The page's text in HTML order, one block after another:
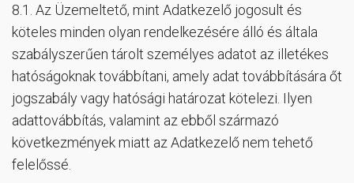
8.1. Az Üzemeltető, mint Adatkezelő jogosult és
köteles minden olyan rendelkezésére álló és általa
szabályszerűen tárolt személyes adatot az illetékes
hatóságoknak továbbítani, amely adat továbbítására őt
jogszabály vagy hatósági határozat kötelezi. Ilyen
adattovábbítás, valamint az ebből származó
következmények miatt az Adatkezelő nem tehető
felelőssé.